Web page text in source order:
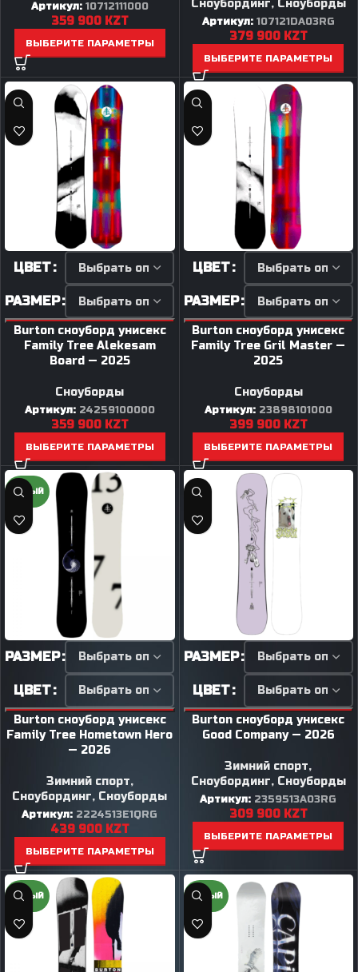
Артикул: 10712111000
359 900 KZT
ВЫБЕРИТЕ ПАРАМЕТРЫ
Сноубординг, Сноуборды
Артикул: 107121DA03RG
379 900 KZT
ВЫБЕРИТЕ ПАРАМЕТРЫ
ЦВЕТ
РАЗМЕР
Burton сноуборд унисекс
Family Tree Alekesam
Board — 2025
Сноуборды
Артикул: 24259100000
359 900 KZT
ВЫБЕРИТЕ ПАРАМЕТРЫ
ЦВЕТ
РАЗМЕР
Burton сноуборд унисекс
Family Tree Gril Master —
2025
Сноуборды
Артикул: 23898101000
399 900 KZT
ВЫБЕРИТЕ ПАРАМЕТРЫ
НОВЫЙ
РАЗМЕР
ЦВЕТ
Burton сноуборд унисекс
Family Tree Hometown Hero
— 2026
Зимний спорт,
Сноубординг, Сноуборды
Артикул: 2224513E1QRG
439 900 KZT
ВЫБЕРИТЕ ПАРАМЕТРЫ
РАЗМЕР
ЦВЕТ
Burton сноуборд унисекс
Good Company — 2026
Зимний спорт,
Сноубординг, Сноуборды
Артикул: 2359513A03RG
309 900 KZT
ВЫБЕРИТЕ ПАРАМЕТРЫ
НОВЫЙ НОВЫЙ